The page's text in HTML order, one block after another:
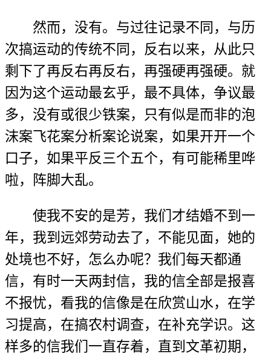
然而，没有。与过往记录不同，与历
次搞运动的传统不同，反右以来，从此只
剩下了再反右再反右，再强硬再强硬。就
因为这个运动最玄乎，最不具体，争议最
多，没有或很少铁案，只有似是而非的泡
沫案飞花案分析案论说案，如果开开一个
口子，如果平反三个五个，有可能稀里哗
啦，阵脚大乱。
使我不安的是芳，我们才结婚不到一
年，我到远郊劳动去了，不能见面，她的
处境也不好，怎么办呢？我们每天都通
信，有时一天两封信，我的信全部是报喜
不报忧，看我的信像是在欣赏山水，在学
习提高，在搞农村调查，在补充学识。这
样多的信我们一直存着，直到文革初期，